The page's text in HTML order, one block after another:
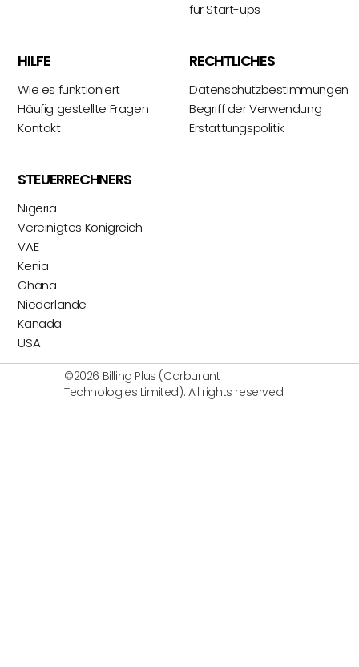
für Start-ups
HILFE
Wie es funktioniert
Häufig gestellte Fragen
Kontakt
RECHTLICHES
Datenschutzbestimmungen
Begriff der Verwendung
Erstattungspolitik
STEUERRECHNERS
Nigeria
Vereinigtes Königreich
VAE
Kenia
Ghana
Niederlande
Kanada
USA
©2026 Billing Plus (Carburant
Technologies Limited). All rights reserved